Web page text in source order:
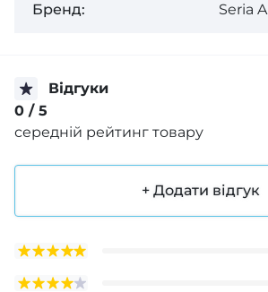
Бренд: Seria A
Відгуки
0 / 5
середній рейтинг товару
+ Додати відгук